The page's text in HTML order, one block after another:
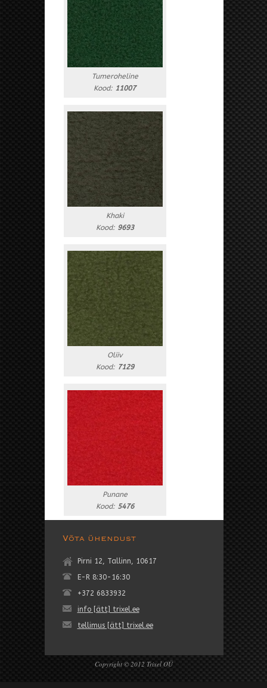
Tumeroheline
Kood: 11007
Khaki
Kood: 9693
Oliiv
Kood: 7129
Punane
Kood: 5476
Võta ühendust
Pirni 12, Tallinn, 10617
E-R 8:30-16:30
+372 6833932
info [ätt] trixel.ee
tellimus [ätt] trixel.ee
Copyright © 2012 Trixel OÜ